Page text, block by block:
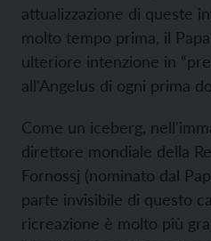
attualizzazione di queste
molto tempo prima, il
ulteriore intenzione in
all'Angelus di ogni prima
Come un iceberg,
direttore mondiale della
Fornossj (nominato dal
parte invisibile di questo
ricreazione è molto più